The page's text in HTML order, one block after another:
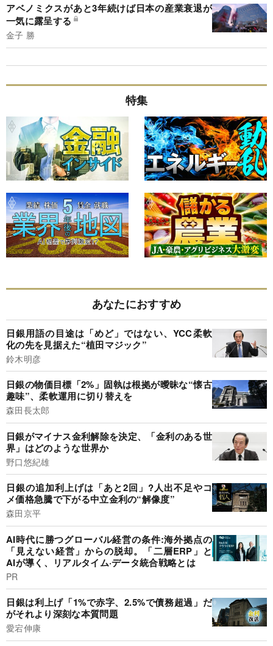
アベノミクスがあと3年続けば日本の産業衰退が
一気に露呈する
金子 勝
特集
あなたにおすすめ
日銀用語の目途は「めど」ではない、YCC柔軟
化の先を見据えた“植田マジック”
鈴木明彦
日銀の物価目標「2%」固執は根拠が曖昧な“懐古
趣味”、柔軟運用に切り替えを
森田長太郎
日銀がマイナス金利解除を決定、「金利のある世
界」はどのような世界か
野口悠紀雄
日銀の追加利上げは「あと2回」?人出不足やコ
メ価格急騰で下がる中立金利の“解像度”
森田京平
AI時代に勝つグローバル経営の条件:海外拠点の
「見えない経営」からの脱却。「二層ERP」と
AIが導く、リアルタイム·データ統合戦略とは
PR
日銀は利上げ「1%で赤字、2.5%で債務超過」だ
がそれより深刻な本質問題
愛宕伸康